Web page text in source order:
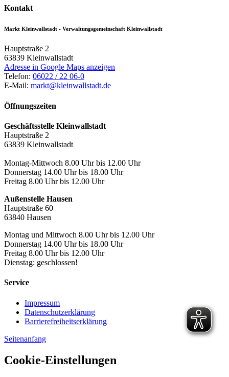
Kontakt
Markt Kleinwallstadt - Verwaltungsgemeinschaft Kleinwallstadt
Hauptstraße 2
63839 Kleinwallstadt
Adresse in Google Maps anzeigen
Telefon: 06022 / 22 06-0
E-Mail: markt@kleinwallstadt.de
Öffnungszeiten
Geschäftsstelle Kleinwallstadt
Hauptstraße 2
63839 Kleinwallstadt
Montag-Mittwoch 8.00 Uhr bis 12.00 Uhr
Donnerstag 14.00 Uhr bis 18.00 Uhr
Freitag 8.00 Uhr bis 12.00 Uhr
Außenstelle Hausen
Hauptstraße 60
63840 Hausen
Montag und Mittwoch 8.00 Uhr bis 12.00 Uhr
Donnerstag 14.00 Uhr bis 18.00 Uhr
Freitag 8.00 Uhr bis 12.00 Uhr
Dienstag: geschlossen!
Service
Impressum
Datenschutzerklärung
Barrierefreiheitserklärung
Seitenanfang
Cookie-Einstellungen